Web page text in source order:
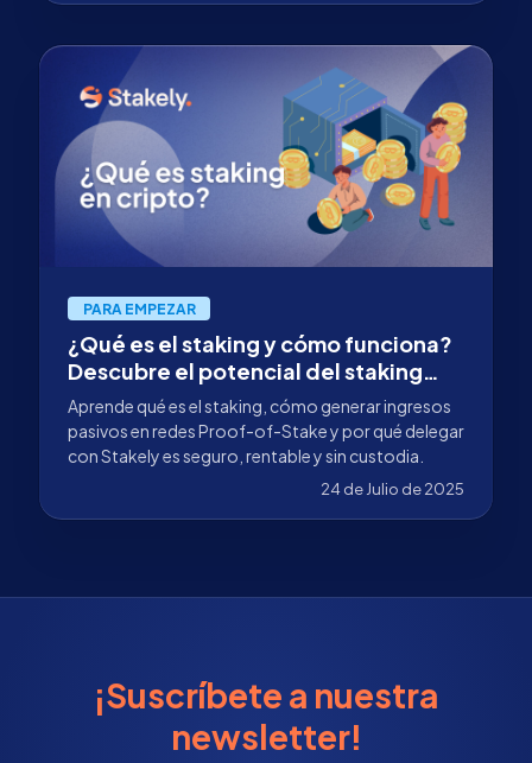
PARA EMPEZAR
¿Qué es el staking y cómo funciona?
Descubre el potencial del staking
con Stakely
Aprende qué es el staking, cómo generar ingresos
pasivos en redes Proof-of-Stake y por qué delegar
con Stakely es seguro, rentable y sin custodia.
24 de Julio de 2025
¡Suscríbete a nuestra
newsletter!